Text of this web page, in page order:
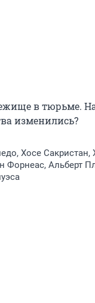
в тюрьме. На
изменились?
Хосе Сакристан,
Форнеас, Альберт